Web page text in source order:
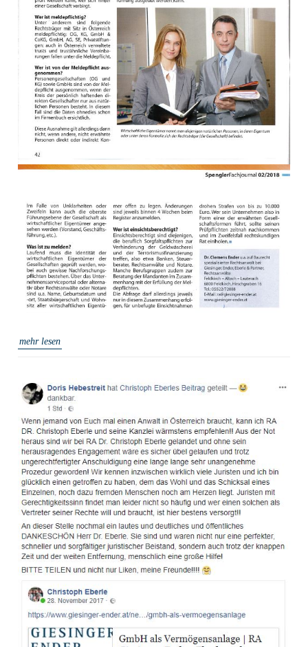
mehr lesen